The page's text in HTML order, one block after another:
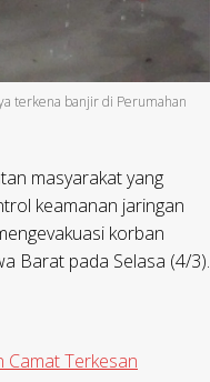
terkena banjir di Perumahan
masyarakat yang
keamanan jaringan
korban
Barat pada Selasa (4/3).
Camat Terkesan